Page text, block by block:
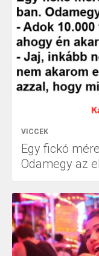
VICCEK
Egy fickó
Odamegy az